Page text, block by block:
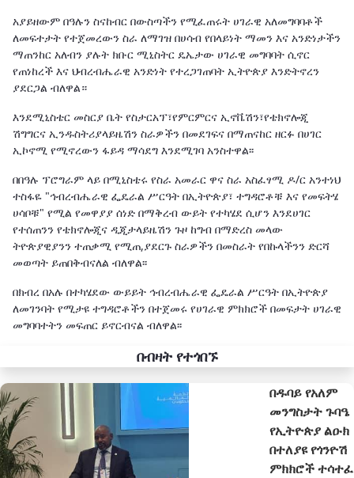
አያይዘውም በዓሉን ስናከብር በውስጣችን የሚፈጠሩት ሀገራዊ አለመግባባቶች
ለመፍተታት የተጀመረውን ስራ ለማገዝ በሀሳብ የበላይነት ማመን እና አንድነታችን
ማጠንከር አለብን ያሉት ክቡር ሚኒስትር ዴኤታው ሀገራዊ መግባባት ሲኖር
የጠነከረች እና ህብረብሔራዊ አንድነት የተረጋገጠባት ኢትዮጵያ እንድትኖረን
ያደርጋል ብለዋል።
እንደሚኒስቴር መስርያ ቤት የስታርአፕ፣የምርምርና ኢኖቬሽን፣የቴክኖሎጂ
ሽግግርና ኢንዱስትሪያላይዜሽን ስራዎችን በመደገፍና በማጠናከር ዘርፉ በሀገር
ኢኮኖሚ የሚኖረውን ፋይዳ ማሳደግ እንደሚገባ አንስተዋል፡፡
በበዓሉ ፕሮግራም ላይ በሚኒስቴሩ የስራ አመራር ዋና ስራ አስፈፃሚ ዶ/ር አንተነህ
ተስፋዬ "ኅብረብሔራዊ ፌዴራል ሥርዓት በኢትዮጵያ፣ ተግዳሮቶቹ እና የመፍትሄ
ሀሳቦቹ" የሚል የመዋያያ ሰነድ በማቅረብ ውይት የተካሄደ ሲሆን እንደሀገር
የተሰጠንን የቴክኖሎጂና ዲጂታላይዜሽን ጉዞ ከግብ በማድረስ መላው
ትዮጵያዊያንን ተጠቃሚ የሚጠ,ያደርጉ ስራዎችን በመስራት የበኩላችንን ድርሻ
መወጣት ይጠበቅብናለል ብለዋል፡፡
በክብረ በአሉ በተካሄደው ውይይት ኅብረብሔራዊ ፌዴራል ሥርዓት በኢትዮጵያ
ለመገንባት የሚታዩ ተግዳሮቶችን በተጀመሩ የሀገራዊ ምክክሮች በመፍታት ሀገራዊ
መግባባተትን መፍጠር ይኖርብናል ብለዋል፡፡
በብዛት የተጎበኙ
በዱባይ የአለም
መንግስታት ጉባዔ
የኢትዮጵያ ልዑክ
በተለያዩ የጎንዮሽ
ምክክሮች ተሳተፈ